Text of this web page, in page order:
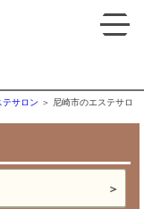
テサロン
尼崎市のエステサロ